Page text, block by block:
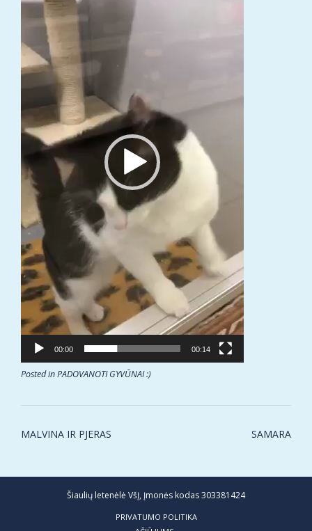
00:00 00:14
Posted inPADOVANOTI GYVŪNAI :)
Post
MALVINA IR PJERAS SAMARA
Šiaulių letenėlė VšĮ, Įmonės kodas 303381424
PRIVATUMO POLITIKA